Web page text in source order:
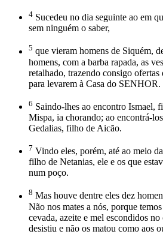
4 Sucedeu no dia seguinte ao em
sem ninguém o saber,
5 que vieram homens de Siquém,
homens, com a barba rapada, as
retalhado, trazendo consigo ofertas
para levarem à Casa do SENHOR.
6 Saindo-lhes ao encontro Ismael,
Mispa, ia chorando; ao encontrá-
Gedalias, filho de Aicão.
7 Vindo eles, porém, até ao meio
filho de Netanias, ele e os que
num poço.
8 Mas houve dentre eles dez
Não nos mates a nós, porque
cevada, azeite e mel escondidos
desistiu e não os matou como aos